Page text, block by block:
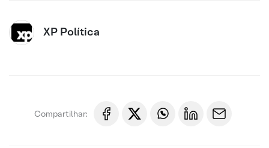
XP Política
Compartilhar: